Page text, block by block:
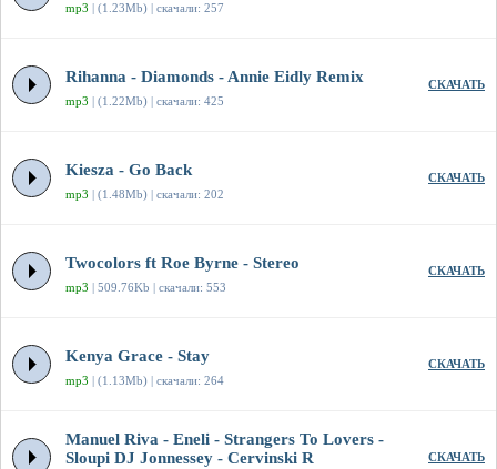
mp3 | (1.23Mb) | скачали: 257
Rihanna - Diamonds - Annie Eidly Remix
mp3 | (1.22Mb) | скачали: 425
СКАЧАТЬ
Kiesza - Go Back
mp3 | (1.48Mb) | скачали: 202
СКАЧАТЬ
Twocolors ft Roe Byrne - Stereo
mp3 | 509.76Kb | скачали: 553
СКАЧАТЬ
Kenya Grace - Stay
mp3 | (1.13Mb) | скачали: 264
СКАЧАТЬ
Manuel Riva - Eneli - Strangers To Lovers -
Sloupi DJ Jonnessey - Cervinski R
СКАЧАТЬ